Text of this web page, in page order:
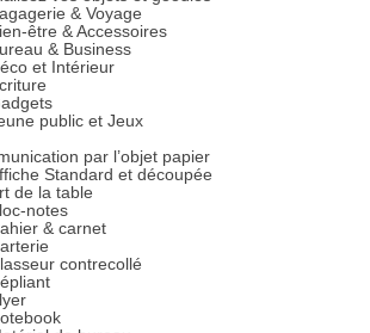
& Voyage
être & Accessoires
& Business
et Intérieur
public et Jeux
par l’objet papier
Standard et découpée
de la table
notes
& carnet
contrecollé